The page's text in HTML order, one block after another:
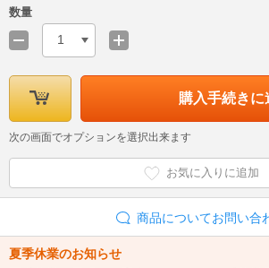
数量
1
購入手続きに
次の画面でオプションを選択出来ます
お気に入りに追加
商品についてお問い合
夏季休業のお知らせ